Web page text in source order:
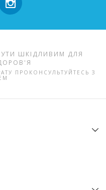
ШКІДЛИВИМ ДЛЯ
ПРОКОНСУЛЬТУЙТЕСЬ З